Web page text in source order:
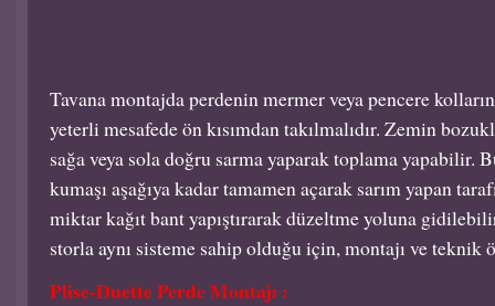
Tavana montajda perdenin mermer veya pencere
yeterli mesafede ön kısımdan takılmalıdır. Zemin
sağa veya sola doğru sarma yaparak toplama yapabilir.
kumaşı aşağıya kadar tamamen açarak sarım yapan
miktar kağıt bant yapıştırarak düzeltme yoluna
storla aynı sisteme sahip olduğu için, montajı ve teknik
Plise-Duette Perde Montajı :